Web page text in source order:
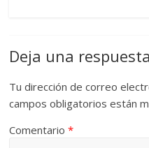
Deja una respuesta
Tu dirección de correo
campos obligatorios están
Comentario*